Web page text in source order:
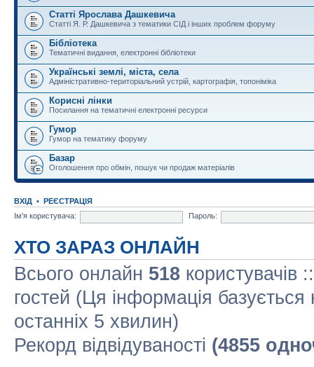
Статті Ярослава Дашкевича
Статті Я. Р. Дашкевича з тематики СІД і інших проблем форуму
Бібліотека
Тематичні видання, електронні бібліотеки
Українські землі, міста, села
Адміністративно-територіальний устрій, картографія, топоніміка
Корисні лінки
Посилання на тематичні електронні ресурси
Гумор
Гумор на тематику форуму
Базар
Оголошення про обмін, пошук чи продаж матеріалів
ВХІД • РЕЄСТРАЦІЯ
Ім'я користувача:
Пароль:
ХТО ЗАРАЗ ОНЛАЙН
Всього онлайн 518 користувачів
гостей (Ця інформація базується
останніх 5 хвилин)
Рекорд відвідуваності (4855